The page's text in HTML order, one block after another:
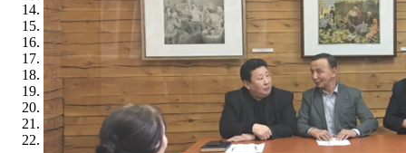
14
15
16
17
18
19
20
21
22